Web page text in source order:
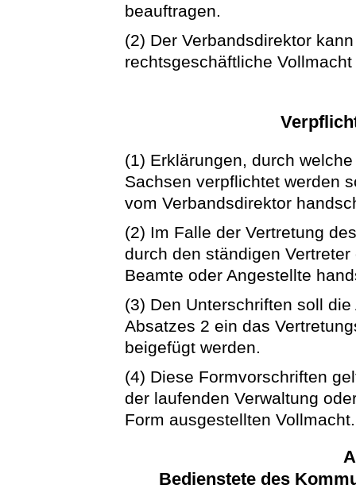
beauftragen.
(2) Der Verbandsdirektor
rechtsgeschäftliche
(1) Erklärungen, durch
Sachsen verpflichtet werden
vom Verbandsdirektor
(2) Im Falle der Vertretung
durch den ständigen
Beamte oder Angestellte
(3) Den Unterschriften soll
Absatzes 2 ein das
beigefügt werden.
(4) Diese Formvorschriften
der laufenden Verwaltung
Form ausgestellten Vollmacht.
Bedienstete des